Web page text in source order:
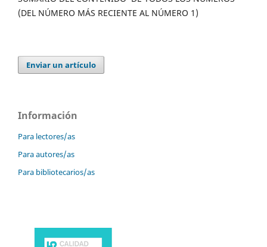
(DEL NÚMERO MÁS RECIENTE AL NÚMERO 1)
Enviar un artículo
Información
Para lectores/as
Para autores/as
Para bibliotecarios/as